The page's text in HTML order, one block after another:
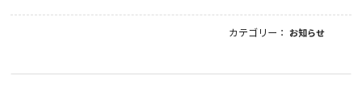
カテゴリー： お知らせ